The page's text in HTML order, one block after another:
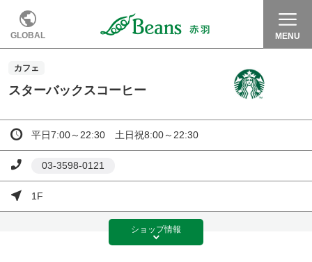
GLOBAL MENU
カフェ
スターバックスコーヒー
平日7:00～22:30 土日祝8:00～22:30
03-3598-0121
1F
ショップ情報